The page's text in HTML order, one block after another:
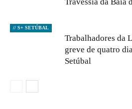
// S+ SETÚBAL
Trabalhadores da
greve de quatro
Setúbal